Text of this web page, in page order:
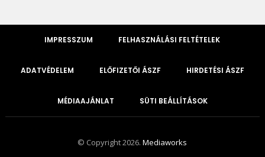
IMPRESSZUM FELHASZNÁLÁSI FELTÉTELEK
ADATVÉDELEM ELŐFIZETŐI ÁSZF HIRDETÉSI ÁSZF
MÉDIAAJÁNLAT SÜTI BEÁLLÍTÁSOK
© Copyright 2026.Mediaworks